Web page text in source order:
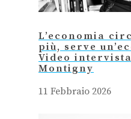
L’economia
più, serve
Video
Montigny
11 Febbraio 2026